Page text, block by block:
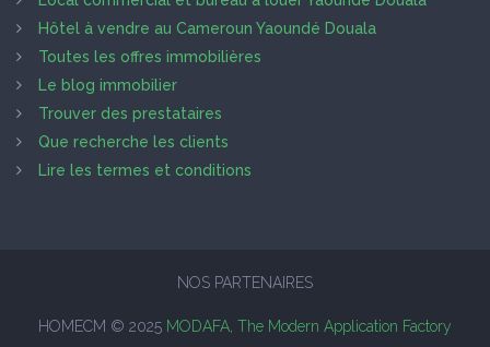
Hôtel à vendre au Cameroun Yaoundé Douala
Toutes les offres immobilières
Le blog immobilier
Trouver des prestataires
Que recherche les clients
Lire les termes et conditions
NOS PARTENAIRES
HOMECM © 2025 MODAFA, The Modern Application Factory